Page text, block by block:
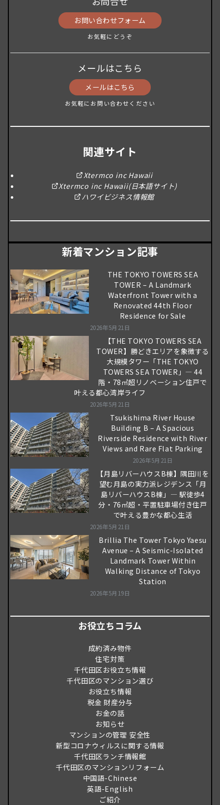
お問い合わせフォーム
お気軽にどうぞ
メールはこちら
メールはこちら
お気軽にお問い合わせください
関連サイト
Xtermco inc Hawaii
Xtermco inc Hawaii(日本語サイト)
ハワイビジネス情報館
新着マンション記事
THE TOKYO TOWERS SEA
TOWER – A Landmark
Waterfront Tower with a
Renovated 44th Floor
Residence for Sale
2026年5月21日
【THE TOKYO TOWERS SEA
TOWER】勝どきエリアを象徴する
大規模タワー「THE TOKYO
TOWERS SEA TOWER」― 44
階・78㎡超リノベーション住戸で
叶える都心湾岸ライフ
2026年5月21日
Tsukishima River House
Building B – A Spacious
Riverside Residence with River
Views and Rare Flat Parking
2026年5月21日
【月島リバーハウスB棟】隅田川を
望む月島の実力派レジデンス「月
島リバーハウスB棟」― 駅徒歩4
分・76㎡超・平置駐車場付き住戸
で叶える豊かな都心生活
2026年5月21日
Brillia The Tower Tokyo Yaesu
Avenue – A Seismic-Isolated
Landmark Tower Within
Walking Distance of Tokyo
Station
2026年5月19日
お役立ちコラム
成約済み物件
住宅対策
千代田区お役立ち情報
千代田区のマンション選び
お役立ち情報
税金 財産分与
お金の話
お知らせ
マンションの管理 安全性
新型コロナウィルスに関する情報
千代田区ランチ情報館
千代田区のマンションリフォーム
中国語-Chinese
英語-English
ご紹介